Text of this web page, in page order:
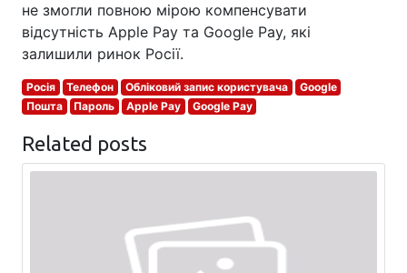
не змогли повною мірою компенсувати
відсутність Apple Pay та Google Pay, які
залишили ринок Росії.
Росія Телефон Обліковий запис користувача
Google
Пошта
Пароль Apple Pay Google Pay
Related posts